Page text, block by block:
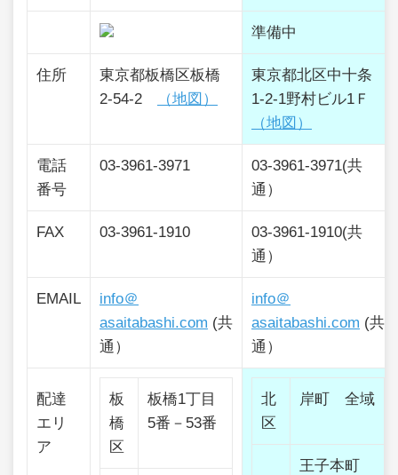
準備中
住所
東京都板橋区板橋
2-54-2
（地図）
東京都北区中十条
1-2-1野村ビル1Ｆ
（地図）
電話
番号
03-3961-3971
03-3961-3971(共
通）
FAX 03-3961-1910
03-3961-1910(共
通）
EMAIL
info＠
asaitabashi.com (共
通）
info＠
asaitabashi.com (共
通）
配達
エリ
ア
板
橋
区
板橋1丁目
5番－53番
北
区
岸町 全域
王子本町